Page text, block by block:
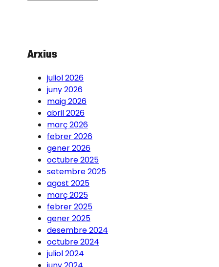
Arxius
juliol 2026
juny 2026
maig 2026
abril 2026
març 2026
febrer 2026
gener 2026
octubre 2025
setembre 2025
agost 2025
març 2025
febrer 2025
gener 2025
desembre 2024
octubre 2024
juliol 2024